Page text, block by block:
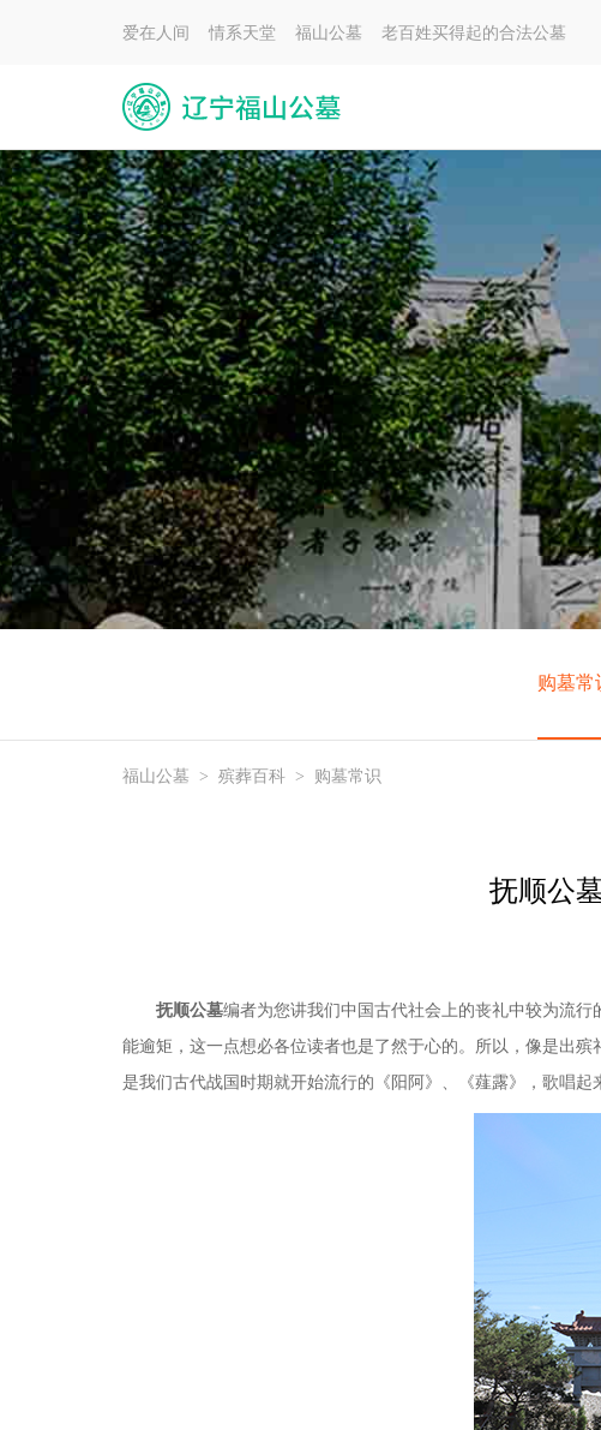
爱在人间 情系天堂 福山公墓 老百姓买得起的合法公墓
购墓常
福山公墓 > 殡葬百科 > 购墓常识
抚顺公
抚顺公墓编者为您讲我们中国古代社会上的丧礼中较为流
能逾矩，这一点想必各位读者也是了然于心的。所以，像是出
是我们古代战国时期就开始流行的《阳阿》、《薤露》，歌唱